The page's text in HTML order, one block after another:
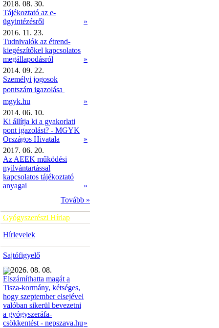
2018. 08. 30.
Tájékoztató az e-
ügyintézésről
»
2016. 11. 23.
Tudnivalók az étrend-
kiegészítőkel kapcsolatos
megállapodásról
»
2014. 09. 22.
Személyi jogosok
pontszám igazolása 
mgyk.hu
»
2014. 06. 10.
Ki állítja ki a gyakorlati
pont igazolást? - MGYK
Országos Hivatala
»
2017. 06. 20.
Az AEEK működési
nyilvántartással
kapcsolatos tájékoztató
anyagai
»
Tovább »
Gyógyszerészi Hírlap
Hírlevelek
Sajtófigyelő
2026. 08. 08.
Elszámíthatta magát a
Tisza-kormány, kétséges,
hogy szeptember elsejével
valóban sikerül bevezetni
a gyógyszeráfa-
csökkentést - nepszava.hu»